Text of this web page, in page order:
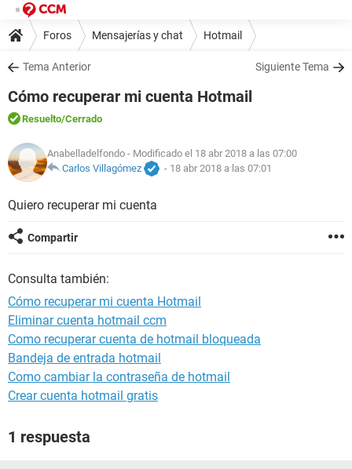
Foros Mensajerías y chat Hotmail
Tema Anterior Siguiente Tema
Cómo recuperar mi cuenta Hotmail
Resuelto/Cerrado
Anabelladelfondo - Modificado el 18 abr 2018 a las 07:00
Carlos Villagómez
- 18 abr 2018 a las 07:01
Quiero recuperar mi cuenta
Compartir
Consulta también:
Cómo recuperar mi cuenta Hotmail
Eliminar cuenta hotmail ccm
Como recuperar cuenta de hotmail bloqueada
Bandeja de entrada hotmail
Como cambiar la contraseña de hotmail
Crear cuenta hotmail gratis
1 respuesta